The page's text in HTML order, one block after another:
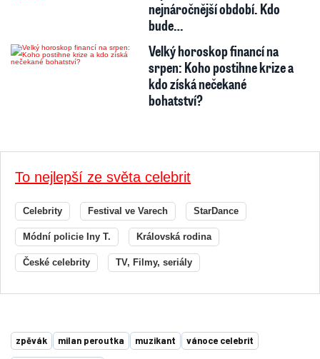
nejnáročnější období. Kdo
bude…
Velký horoskop financí na
srpen: Koho postihne krize a
kdo získá nečekané
bohatství?
To nejlepší ze světa celebrit
Celebrity Festival ve Varech StarDance
Módní policie Iny T. Královská rodina
České celebrity TV, Filmy, seriály
zpěvák milan peroutka muzikant vánoce celebrit